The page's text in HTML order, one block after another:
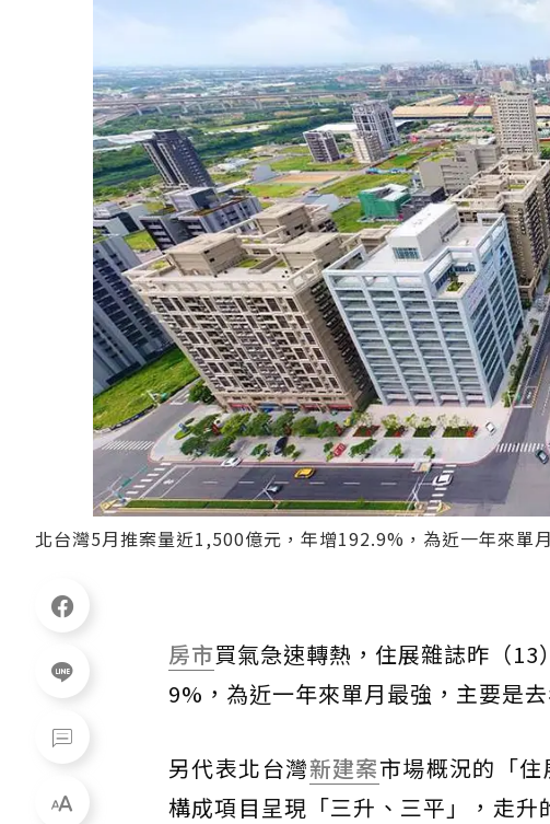
北台灣5月推案量近1,500億元，年增192.9%，為近一年來單
房市買氣急速轉熱，住展雜誌昨（
9%，為近一年來單月最強，主要是
另代表北台灣新建案市場概況的「
構成項目呈現「三升、三平」，走升